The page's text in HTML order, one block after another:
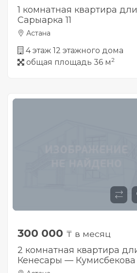
1 комнатная квартира
Сарыарка 11
Астана
4 этаж 12 этажного дома
общая площадь 36 м2
300 000 ₸ в месяц
2 комнатная квартира
Кенесары — Кумисбекова